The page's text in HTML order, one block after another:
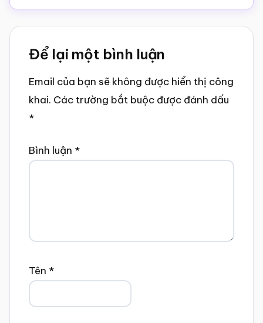
Reader
Interactions
Để lại một bình luận
Email của bạn sẽ không được hiển thị công
khai. Các trường bắt buộc được đánh dấu
*
Bình luận *
Tên *